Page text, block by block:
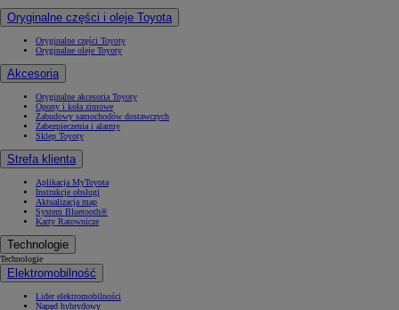
Oryginalne części i oleje Toyota
Oryginalne części Toyoty
Oryginalne oleje Toyoty
Akcesoria
Oryginalne akcesoria Toyoty
Opony i koła zimowe
Zabudowy samochodów dostawczych
Zabezpieczenia i alarmy
Sklep Toyoty
Strefa klienta
Aplikacja MyToyota
Instrukcje obsługi
Aktualizacja map
System Bluetooth®
Karty Ratownicze
Technologie
Technologie
Elektromobilność
Lider elektromobilności
Napęd hybrydowy